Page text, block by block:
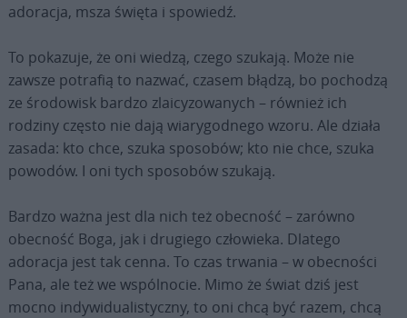
adoracja, msza święta i spowiedź.
To pokazuje, że oni wiedzą, czego szukają. Może nie
zawsze potrafią to nazwać, czasem błądzą, bo pochodzą
ze środowisk bardzo zlaicyzowanych – również ich
rodziny często nie dają wiarygodnego wzoru. Ale działa
zasada: kto chce, szuka sposobów; kto nie chce, szuka
powodów. I oni tych sposobów szukają.
Bardzo ważna jest dla nich też obecność – zarówno
obecność Boga, jak i drugiego człowieka. Dlatego
adoracja jest tak cenna. To czas trwania – w obecności
Pana, ale też we wspólnocie. Mimo że świat dziś jest
mocno indywidualistyczny, to oni chcą być razem, chcą